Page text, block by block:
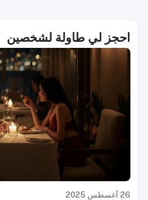
احجز لي طاولة لشخصين
26 أغسطس 2025